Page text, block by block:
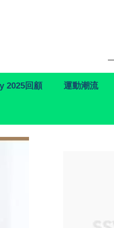
2025回顧 運動潮流